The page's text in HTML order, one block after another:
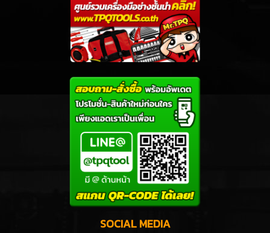
SOCIAL MEDIA